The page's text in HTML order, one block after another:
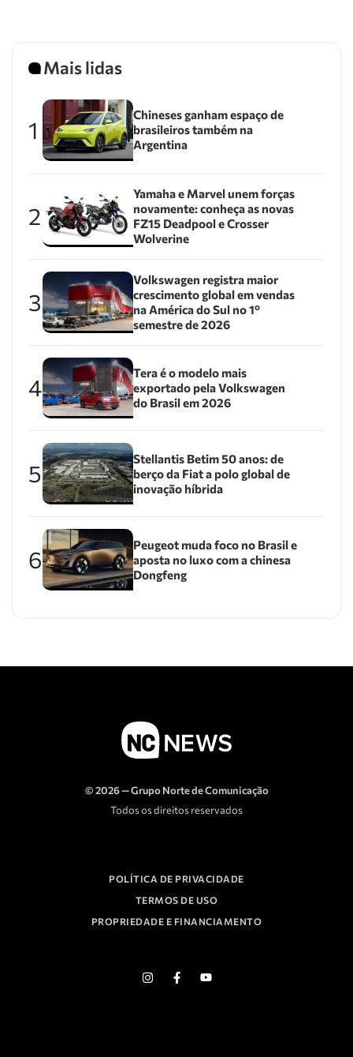
Mais lidas
1
Chineses ganham espaço de
brasileiros também na
Argentina
2
Yamaha e Marvel unem forças
novamente: conheça as novas
FZ15 Deadpool e Crosser
Wolverine
3
Volkswagen registra maior
crescimento global em vendas
na América do Sul no 1º
semestre de 2026
4
Tera é o modelo mais
exportado pela Volkswagen
do Brasil em 2026
5
Stellantis Betim 50 anos: de
berço da Fiat a polo global de
inovação híbrida
6
Peugeot muda foco no Brasil e
aposta no luxo com a chinesa
Dongfeng
© 2026 — Grupo Norte de Comunicação
Todos os direitos reservados
POLÍTICA DE PRIVACIDADE
TERMOS DE USO
PROPRIEDADE E FINANCIAMENTO